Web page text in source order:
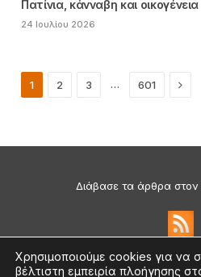
Πατίνια, κάνναβη και οικογένεια
24 Ιουλίου 2026
1 2 3 … 601 Next
Διάβασε τα άρθρα στον
Χρησιμοποιούμε cookies για να
βέλτιστη εμπειρία πλοήγησης